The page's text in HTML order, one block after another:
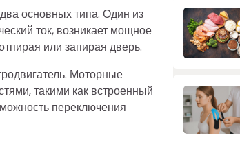
основных типа. Один из
ток, возникает мощное
или запирая дверь.
Моторные
такими как встроенный
переключения